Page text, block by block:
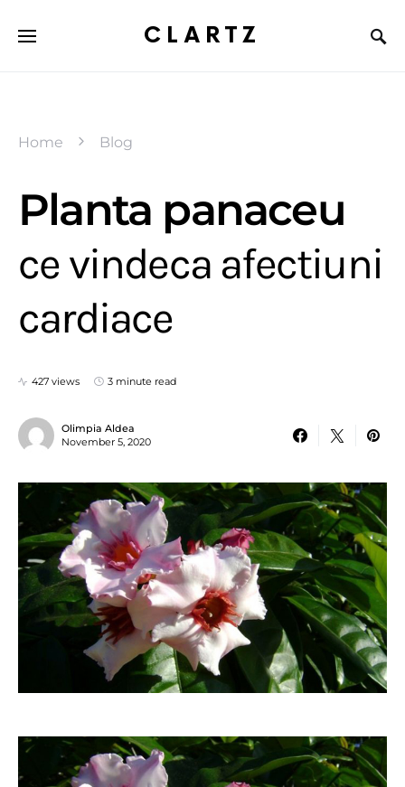
CLARTZ
Home Blog
Planta panaceu
ce vindeca afectiuni
cardiace
427 views 3 minute read
Olimpia Aldea
November 5, 2020